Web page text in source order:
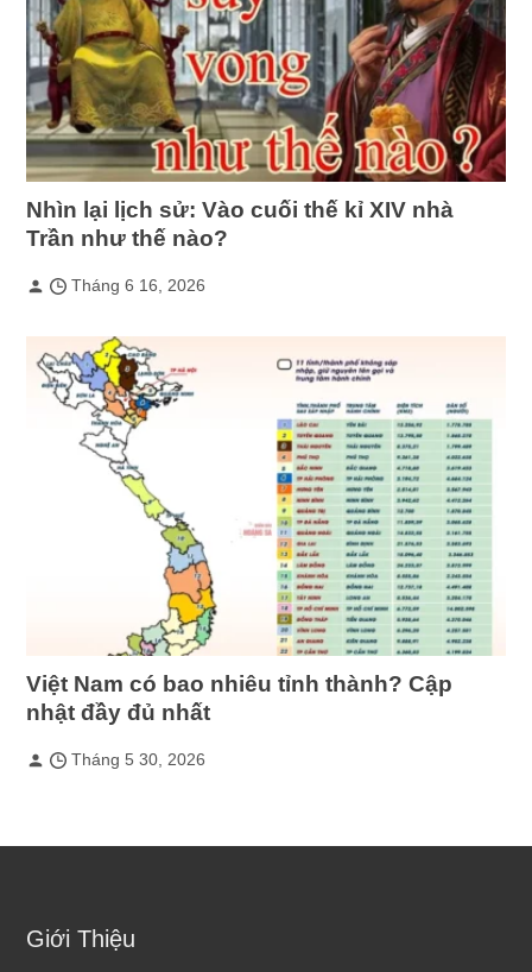
Nhìn lại lịch sử: Vào cuối thế kỉ XIV nhà
Trần như thế nào?
Tháng 6 16, 2026
Việt Nam có bao nhiêu tỉnh thành? Cập
nhật đầy đủ nhất
Tháng 5 30, 2026
Giới Thiệu